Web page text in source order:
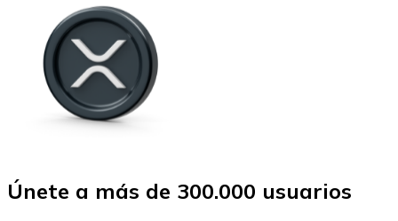
Únete a más de 300.000 usuarios